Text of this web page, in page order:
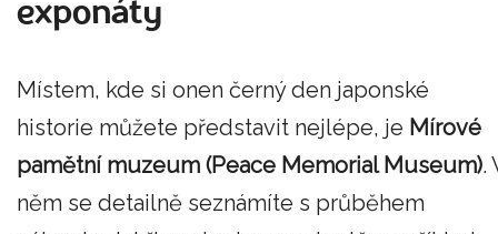
exponáty
Místem, kde si onen černý den japonské
historie můžete představit nejlépe, je Mírové
pamětní muzeum (Peace Memorial Museum).
něm se detailně seznámíte s průběhem